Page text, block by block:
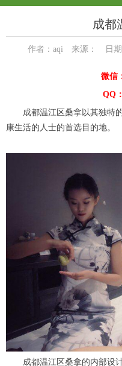
成都
作者：aqi 来源： 日期
微信
QQ
成都温江区桑拿以其独特的
康生活的人士的首选目的地。
成都温江区桑拿的内部设计